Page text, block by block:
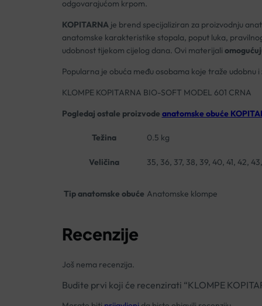
odgovarajućom krpom.
KOPITARNAje brend specijaliziran za proizvodnju
anatomske karakteristike stopala, poput luka,
udobnost tijekom cijelog dana. Ovi materijali
Popularna je obuća među osobama koje traže udobnu i
KLOMPE KOPITARNA BIO-SOFT MODEL 601 CRNA
Pogledaj ostale proizvode anatomske obuće
Težina 0.5 kg
Veličina 35, 36, 37, 38, 39, 40, 41, 42,
Tip anatomske obuće Anatomske klompe
Recenzije
Još nema recenzija.
Budite prvi koji će recenzirati “KLOMPE